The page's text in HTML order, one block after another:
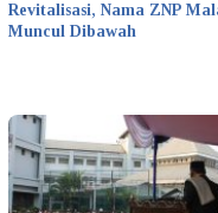
Revitalisasi, Nama ZNP
Muncul Dibawah